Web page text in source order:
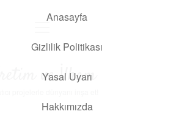
Anasayfa
Gizlilik Politikası
Yasal Uyarı
Hakkımızda
Üretim ve İlham